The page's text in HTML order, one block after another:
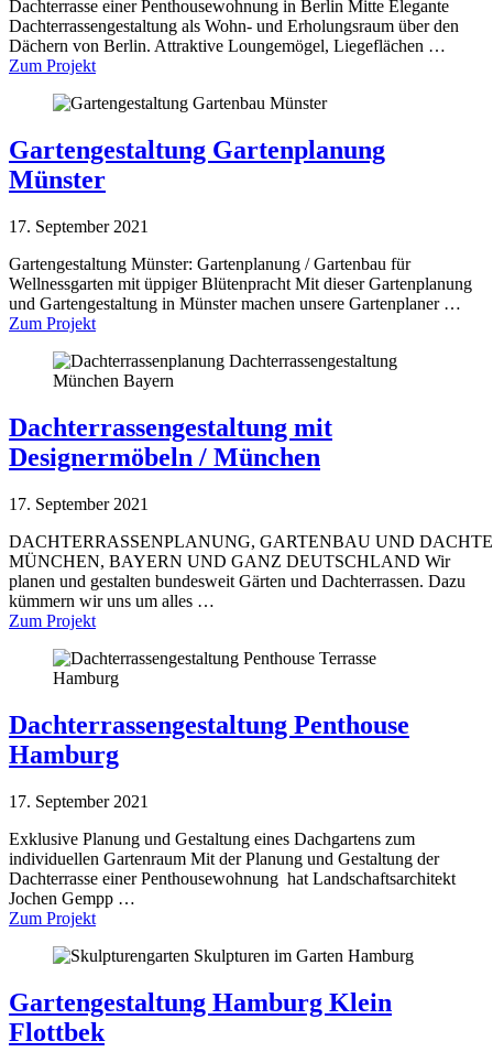
Dachterrasse einer Penthousewohnung in Berlin Mitte Elegante
Dachterrassengestaltung als Wohn- und Erholungsraum über den
Dächern von Berlin. Attraktive Loungemögel, Liegeflächen …
Zum Projekt
Gartengestaltung Gartenplanung
Münster
17. September 2021
Gartengestaltung Münster: Gartenplanung / Gartenbau für
Wellnessgarten mit üppiger Blütenpracht Mit dieser Gartenplanung
und Gartengestaltung in Münster machen unsere Gartenplaner …
Zum Projekt
Dachterrassengestaltung mit
Designermöbeln / München
17. September 2021
DACHTERRASSENPLANUNG, GARTENBAU UND
MÜNCHEN, BAYERN UND GANZ DEUTSCHLAND Wir
planen und gestalten bundesweit Gärten und Dachterrassen. Dazu
kümmern wir uns um alles …
Zum Projekt
Dachterrassengestaltung Penthouse
Hamburg
17. September 2021
Exklusive Planung und Gestaltung eines Dachgartens zum
individuellen Gartenraum Mit der Planung und Gestaltung der
Dachterrasse einer Penthousewohnung hat Landschaftsarchitekt
Jochen Gempp …
Zum Projekt
Gartengestaltung Hamburg Klein
Flottbek